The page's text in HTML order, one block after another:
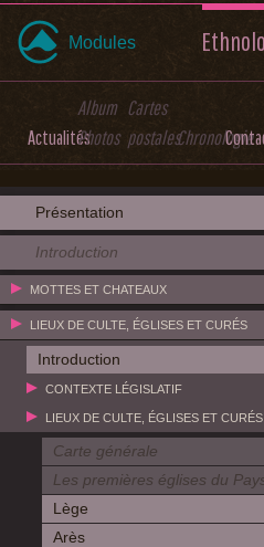
Modules
Actualités
Album
Photos
Cartes
postalesChronologie
Présentation
Introduction
MOTTES ET CHATEAUX
LIEUX DE CULTE, ÉGLISES ET CURÉS
Introduction
CONTEXTE LÉGISLATIF
LIEUX DE CULTE, ÉGLISES ET CURÉS
Carte générale
Les premières églises du
Lège
Arès